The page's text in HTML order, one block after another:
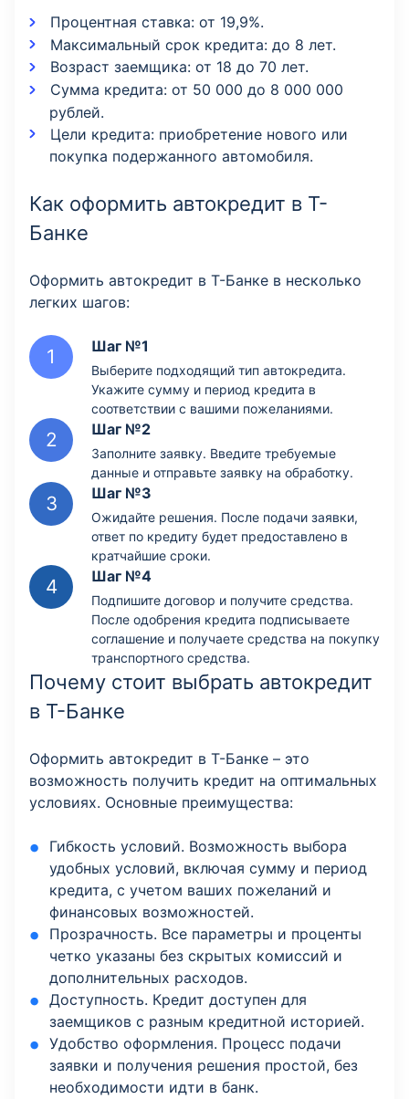
Процентная ставка: от 19,9%.
Максимальный срок кредита: до 8 лет.
Возраст заемщика: от 18 до 70 лет.
Сумма кредита: от 50 000 до 8 000 000
рублей.
Цели кредита: приобретение нового или
покупка подержанного автомобиля.
Как оформить автокредит в Т-
Банке
Оформить автокредит в Т-Банке в несколько
легких шагов:
Шаг №1
Выберите подходящий тип автокредита.
Укажите сумму и период кредита в
соответствии с вашими пожеланиями.
Шаг №2
Заполните заявку. Введите требуемые
данные и отправьте заявку на обработку.
Шаг №3
Ожидайте решения. После подачи заявки,
ответ по кредиту будет предоставлено в
кратчайшие сроки.
Шаг №4
Подпишите договор и получите средства.
После одобрения кредита подписываете
соглашение и получаете средства на покупку
транспортного средства.
Почему стоит выбрать автокредит
в Т-Банке
Оформить автокредит в Т-Банке – это
возможность получить кредит на оптимальных
условиях. Основные преимущества:
Гибкость условий. Возможность выбора
удобных условий, включая сумму и период
кредита, с учетом ваших пожеланий и
финансовых возможностей.
Прозрачность. Все параметры и проценты
четко указаны без скрытых комиссий и
дополнительных расходов.
Доступность. Кредит доступен для
заемщиков с разным кредитной историей.
Удобство оформления. Процесс подачи
заявки и получения решения простой, без
необходимости идти в банк.